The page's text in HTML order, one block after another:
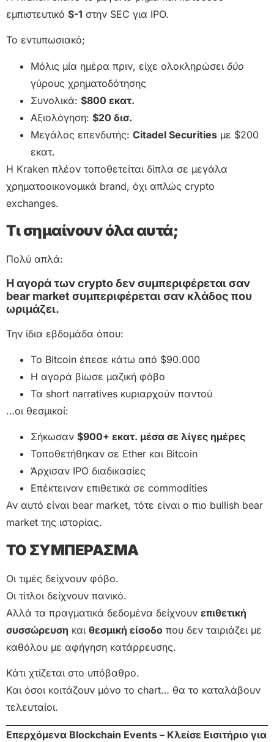
εμπιστευτικό S-1 στην SEC για IPO.
Το εντυπωσιακό;
Μόλις μία ημέρα πριν, είχε ολοκληρώσει δύο
γύρους χρηματοδότησης
Συνολικά: $800 εκατ.
Αξιολόγηση: $20 δισ.
Μεγάλος επενδυτής: Citadel Securities με $200
εκατ.
Η Kraken πλέον τοποθετείται δίπλα σε μεγάλα
χρηματοοικονομικά brand, όχι απλώς crypto
exchanges.
Τι σημαίνουν όλα αυτά;
Πολύ απλά:
Η αγορά των crypto δεν συμπεριφέρεται σαν
bear market συμπεριφέρεται σαν κλάδος που
ωριμάζει.
Την ίδια εβδομάδα όπου:
Το Bitcoin έπεσε κάτω από $90.000
Η αγορά βίωσε μαζική φόβο
Τα short narratives κυριαρχούν παντού
…οι θεσμικοί:
Σήκωσαν $900+ εκατ. μέσα σε λίγες ημέρες
Τοποθετήθηκαν σε Ether και Bitcoin
Άρχισαν IPO διαδικασίες
Επέκτειναν επιθετικά σε commodities
Αν αυτό είναι bear market, τότε είναι ο πιο bullish bear
market της ιστορίας.
ΤΟ ΣΥΜΠΕΡΑΣΜΑ
Οι τιμές δείχνουν φόβο.
Οι τίτλοι δείχνουν πανικό.
Αλλά τα πραγματικά δεδομένα δείχνουν επιθετική
συσσώρευση και θεσμική είσοδο που δεν ταιριάζει με
καθόλου με αφήγηση κατάρρευσης.
Κάτι χτίζεται στο υπόβαθρο.
Και όσοι κοιτάζουν μόνο το chart… θα το καταλάβουν
τελευταίοι.
Επερχόμενα Blockchain Events – Κλείσε Εισιτήριο για